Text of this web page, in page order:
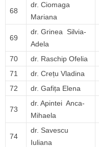
68
dr. Ciomaga
Mariana
69
dr. Grinea Silvia-
Adela
70 dr. Raschip Ofelia
71
dr. Crețu Vladina
72
dr. Gafița Elena
73
dr. Apintei Anca-
Mihaela
74
dr. Savescu
Iuliana